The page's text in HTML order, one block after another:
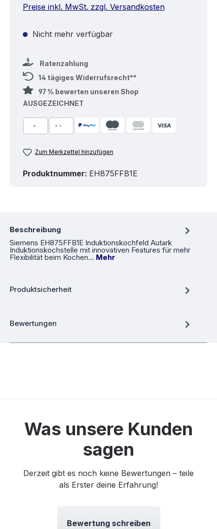
Preise inkl. MwSt. zzgl. Versandkosten
Nicht mehr verfügbar
Ratenzahlung
14 tägiges Widerrufsrecht**
97 % bewerten unseren Shop
AUSGEZEICHNET
Zum Merkzettel hinzufügen
Produktnummer: EH875FFB1E
Beschreibung
Siemens EH875FFB1E Induktionskochfeld Autark
Induktionskochstelle mit innovativen Features für mehr
Flexibilität beim Kochen… Mehr
Produktsicherheit
Bewertungen
Was unsere Kunden
sagen
Derzeit gibt es noch keine Bewertungen – teile
als Erster deine Erfahrung!
Bewertung schreiben